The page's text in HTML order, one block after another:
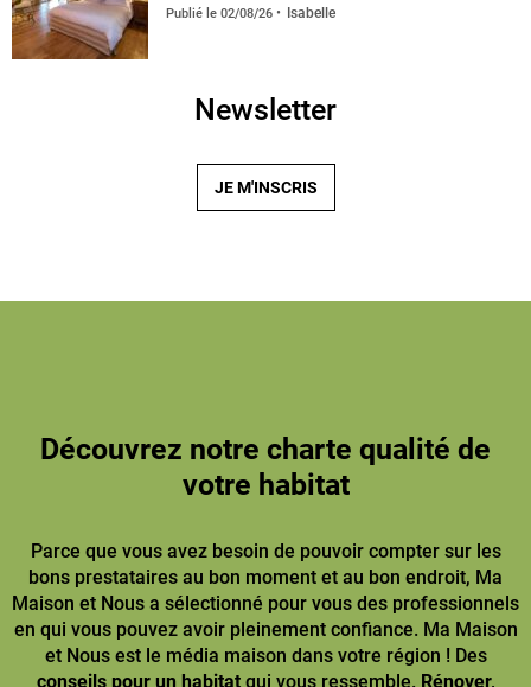
Publié le 02/08/26 Isabelle
Newsletter
JE M'INSCRIS
Découvrez notre charte qualité de
votre habitat
Parce que vous avez besoin de pouvoir compter sur les
bons prestataires au bon moment et au bon endroit, Ma
Maison et Nous a sélectionné pour vous des professionnels
en qui vous pouvez avoir pleinement confiance. Ma Maison
et Nous est le média maison dans votre région ! Des
conseils pour un habitatqui vous ressemble. Rénover,